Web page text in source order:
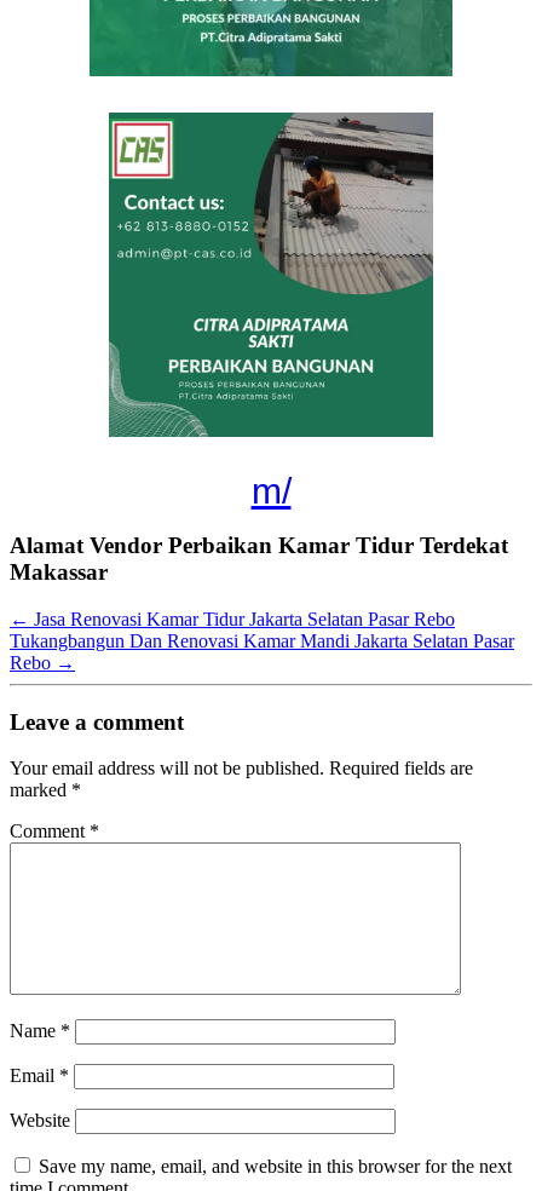
m/
Alamat Vendor Perbaikan Kamar Tidur Terdekat
Makassar
← Jasa Renovasi Kamar Tidur Jakarta Selatan Pasar Rebo
Tukangbangun Dan Renovasi Kamar Mandi Jakarta Selatan Pasar
Rebo →
Leave a comment
Your email address will not be published. Required fields are
marked *
Comment *
Name *
Email *
Website
Save my name, email, and website in this browser for the next